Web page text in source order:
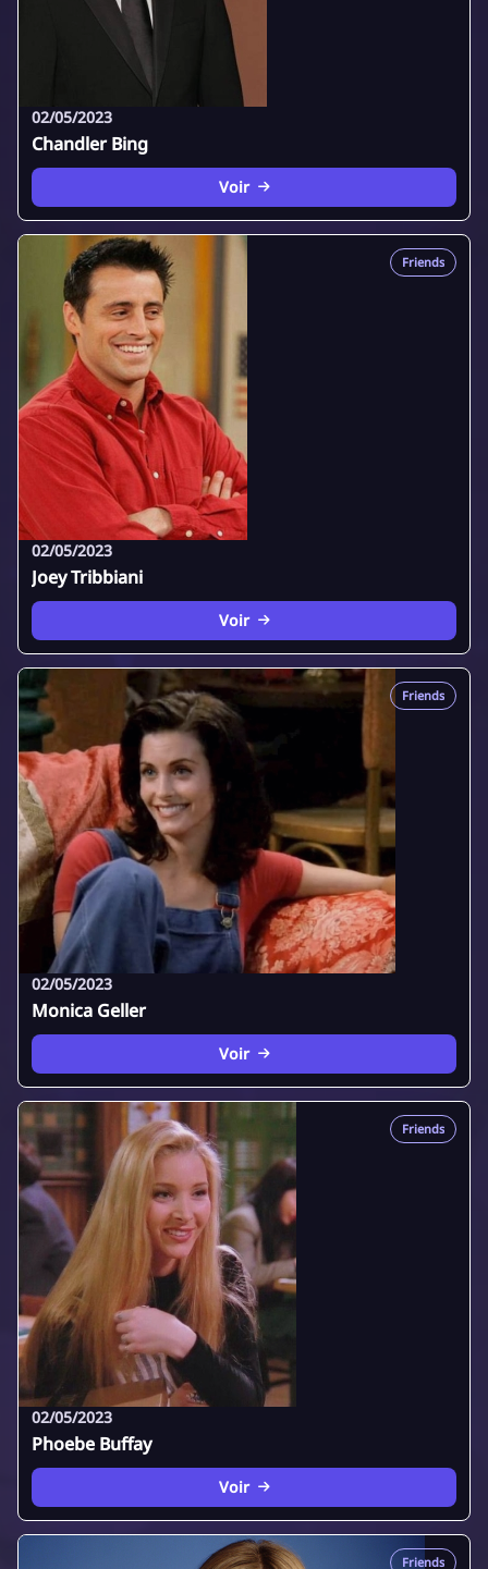
02/05/2023
Chandler Bing
Voir
Friends
02/05/2023
Joey Tribbiani
Voir
Friends
02/05/2023
Monica Geller
Voir
Friends
02/05/2023
Phoebe Buffay
Voir
Friends